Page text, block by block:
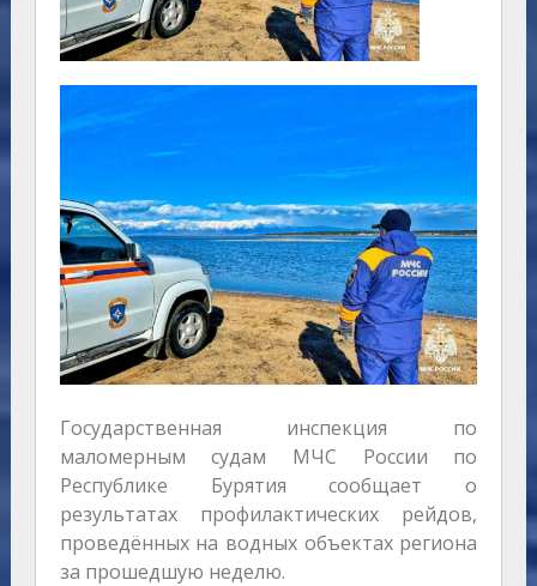
Государственная инспекция по
маломерным судам МЧС России по
Республике Бурятия сообщает о
результатах профилактических рейдов,
проведённых на водных объектах региона
за прошедшую неделю.